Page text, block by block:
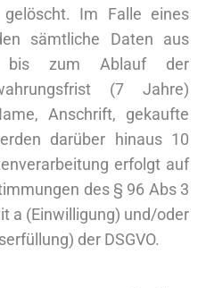
Im Falle eines
sämtliche Daten aus
bis zum Ablauf der
(7 Jahre)
Anschrift, gekaufte
darüber hinaus 10
erfolgt auf
des § 96 Abs 3
a (Einwilligung) und/oder
der DSGVO.